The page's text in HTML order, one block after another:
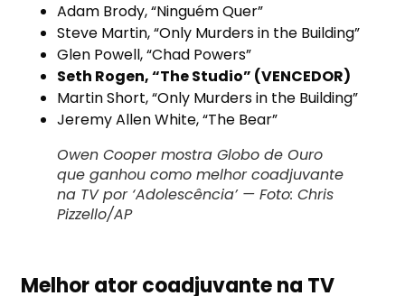
Adam Brody, “Ninguém Quer”
Steve Martin, “Only Murders in the Building”
Glen Powell, “Chad Powers”
Seth Rogen, “The Studio” (VENCEDOR)
Martin Short, “Only Murders in the Building”
Jeremy Allen White, “The Bear”
Owen Cooper mostra Globo de Ouro
que ganhou como melhor coadjuvante
na TV por ‘Adolescência’ — Foto: Chris
Pizzello/AP
Melhor ator coadjuvante na TV